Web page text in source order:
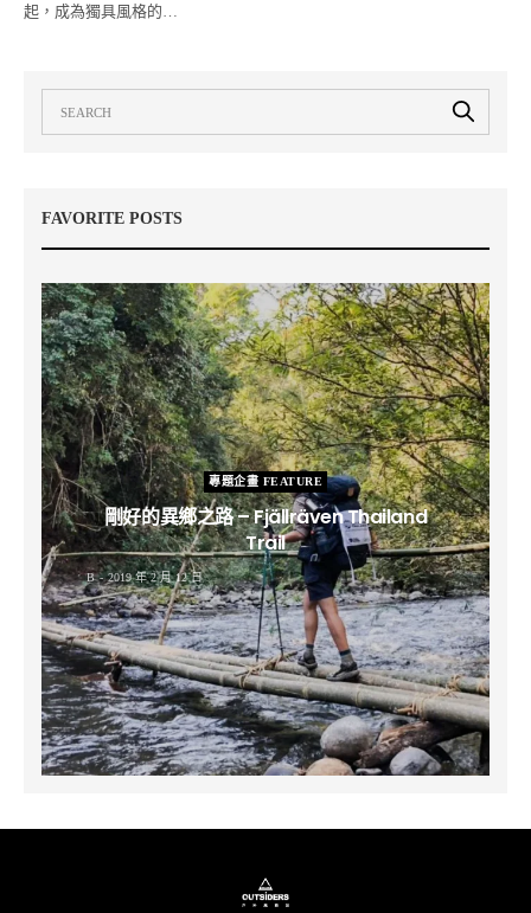
起，成為獨具風格的…
FAVORITE POSTS
專題企畫 FEATURE
剛好的異鄉之路 – Fjällräven Thailand
Trail
B 2019 年 2 月 12 日